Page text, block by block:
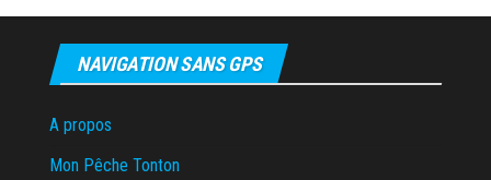
NAVIGATION SANS GPS
A propos
Mon Pêche Tonton